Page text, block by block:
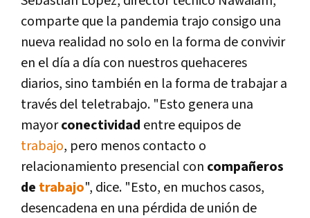
comparte que la pandemia trajo consigo una
nueva realidad no solo en la forma de convivir
en el día a día con nuestros quehaceres
diarios, sino también en la forma de trabajar a
través del teletrabajo. "Esto genera una
mayorconectividad entre equipos de
trabajo, pero menos contacto o
relacionamiento presencial con compañeros
de trabajo", dice. "Esto, en muchos casos,
desencadena en una pérdida de unión de